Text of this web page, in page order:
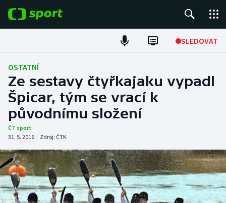
SLEDOVAT
Fotbal
Hokej
Tenis
Atletika
Cyklistika
DALŠÍ SPORTY
OSTATNÍ
Ze sestavy čtyřkajaku vypadl
Špicar, tým se vrací k
původnímu složení
ČT sport
31. 5. 2016 | Zdroj: ČTK